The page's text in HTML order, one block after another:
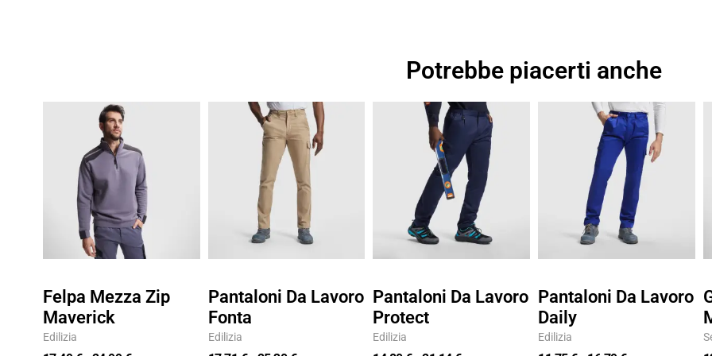
Potrebbe piacerti anche
Felpa Mezza Zip
Maverick
Edilizia
prezzo:
da
17,49 €
a
24,99 €
Pantaloni Da Lavoro
Fonta
Edilizia
Fascia
di
prezzo:
17,71 €
a
25,30 €
Pantaloni Da Lavoro
Protect
Edilizia
Fascia
prezzo:
da
14,80 €
a
21,14 €
Pantaloni Da Lavoro
Daily
Edilizia
Fascia
di
prezzo:
da
11,75 €
16,79 €